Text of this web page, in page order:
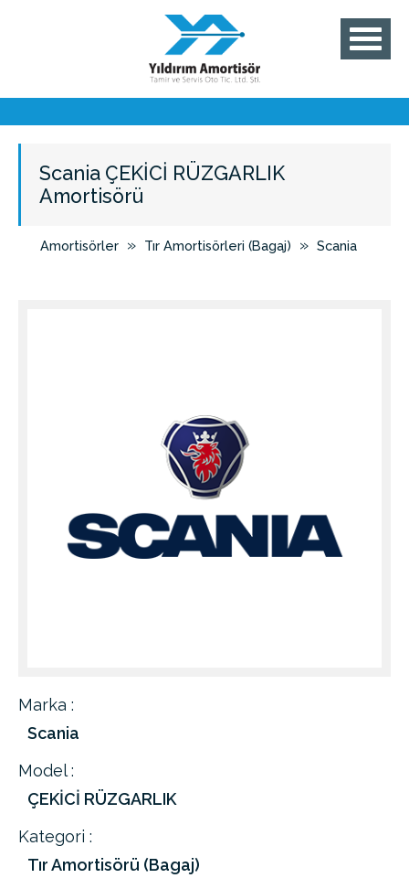
Scania ÇEKİCİ RÜZGARLIK
Amortisörü
Amortisörler » Tır Amortisörleri (Bagaj) » Scania
Marka :
Scania
Model :
ÇEKİCİ RÜZGARLIK
Kategori :
Tır Amortisörü (Bagaj)